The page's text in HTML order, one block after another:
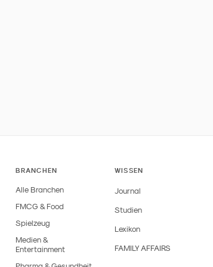
BRANCHEN
Alle Branchen
FMCG & Food
Spielzeug
Medien &
Entertainment
WISSEN
Journal
Studien
Lexikon
FAMILY AFFAIRS